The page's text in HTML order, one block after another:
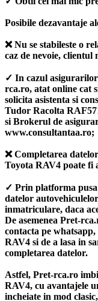
Posibile dezavantaje
❌ Nu se stabileste o
caz de nevoie, clientul
✓ In cazul
rca.ro, atat online cat
solicita asistenta si
Tudor Racolta
si Brokerul de
www.consultantaa.ro;
❌ Completarea
Toyota RAV4 poate fi
✓ Prin platforma pusa
datelor
inmatriculare, daca
De asemenea Pret-
contacta pe
RAV4 si de a lasa in
completarea datelor.
Astfel, Pret-rca.ro
RAV4, cu avantajele
incheiate in mod